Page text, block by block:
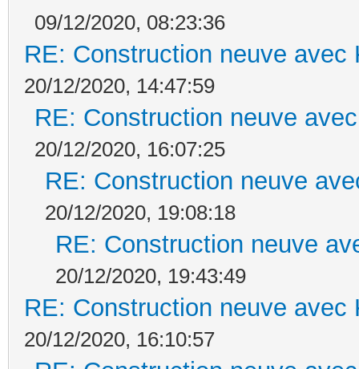
09/12/2020, 08:23:36
RE: Construction neuve avec
20/12/2020, 14:47:59
RE: Construction neuve
20/12/2020, 16:07:25
RE: Construction neuve
20/12/2020, 19:08:18
RE: Construction neuve
20/12/2020, 19:43:49
RE: Construction neuve avec
20/12/2020, 16:10:57